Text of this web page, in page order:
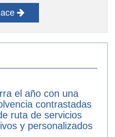
el año con una
contrastadas
ruta de servicios
y personalizados